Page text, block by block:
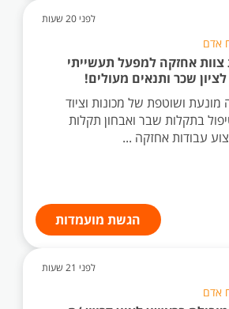
לפני 20 שעות
אדם
אחזקה למפעל תעשייתי
שכר ותנאים מעולים!
מונעת ושוטפת של מכונות וציוד
בתקלות שבר ואבחון תקלות
עבודות אחזקה ...
הגשת מועמדות
לפני 21 שעות
אדם